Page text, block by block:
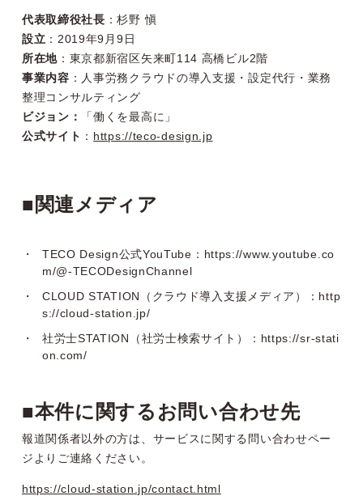
代表取締役社長 ：杉野 愼
設立 ：2019年9月9日
所在地：東京都新宿区矢来町114 高橋ビル2階
事業内容 ：人事労務クラウドの導入支援・設定代行・業務
整理コンサルティング
ビジョン：
「働くを最高に」
公式サイト ： https://teco-design.jp
■関連メディア
TECO Design公式YouTube： https://www.youtube.co
m/@-TECODesignChannel
CLOUD STATION（クラウド導入支援メディア）： http
s://cloud-station.jp/
社労士STATION（社労士検索サイト）： https://sr-stati
on.com/
■本件に関するお問い合わせ先
報道関係者以外の方は、サービスに関する問い合わせペー
ジよりご連絡ください。
https://cloud-station.jp/contact.html